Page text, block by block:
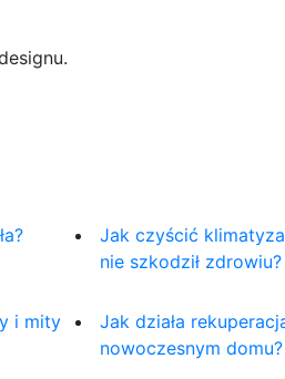
Jak czyścić
nie szkodził zdrowiu?
i mity
Jak działa
nowoczesnym domu?